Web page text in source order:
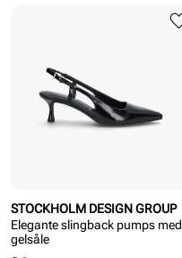
STOCKHOLM DESIGN GROUP
Elegante slingback pumps med
gelsåle